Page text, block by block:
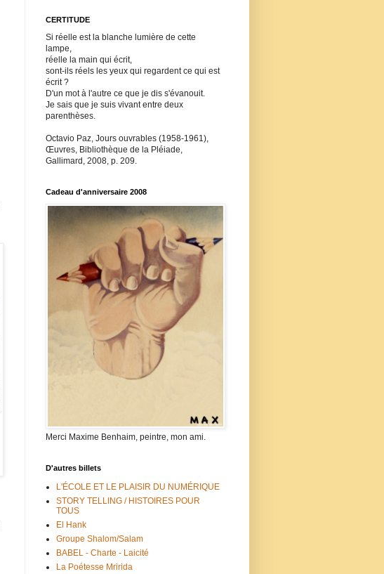
CERTITUDE
Si réelle est la blanche lumière de cette
lampe,
réelle la main qui écrit,
sont-ils réels les yeux qui regardent ce qui est
écrit ?
D'un mot à l'autre ce que je dis s'évanouit.
Je sais que je suis vivant entre deux
parenthèses.
Octavio Paz, Jours ouvrables (1958-1961),
Œuvres, Bibliothèque de la Pléiade,
Gallimard, 2008, p. 209.
Cadeau d'anniversaire 2008
Merci Maxime Benhaim, peintre, mon ami.
D'autres billets
L'ÉCOLE ET LE PLAISIR DU NUMÉRIQUE
STORY TELLING / HISTOIRES POUR
TOUS
El Hank
Groupe Shalom/Salam
BABEL - Charte - Laicité
La Poétesse Mririda